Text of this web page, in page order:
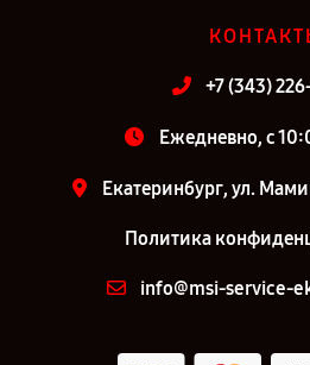
+7 (343)
Ежедневно, с
Екатеринбург, ул.
Политика
info@msi-service-